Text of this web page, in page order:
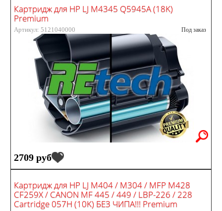
Картридж для HP LJ M4345 Q5945A (18K)
Premium
Артикул: 5121040000 Под заказ
2709 руб
Картридж для HP LJ M404 / M304 / MFP M428
CF259X / CANON MF 445 / 449 / LBP-226 / 228
Cartridge 057H (10K) БЕЗ ЧИПА!!! Premium